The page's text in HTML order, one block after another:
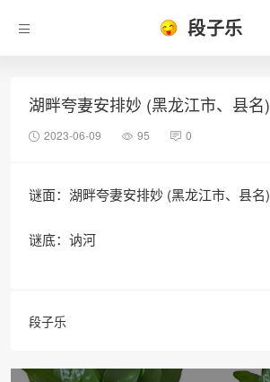
段子乐
湖畔夸妻安排妙 (黑龙江市、县名)
2023-06-09 95 0
谜面：湖畔夸妻安排妙 (黑龙江市、县名)
谜底：讷河
段子乐